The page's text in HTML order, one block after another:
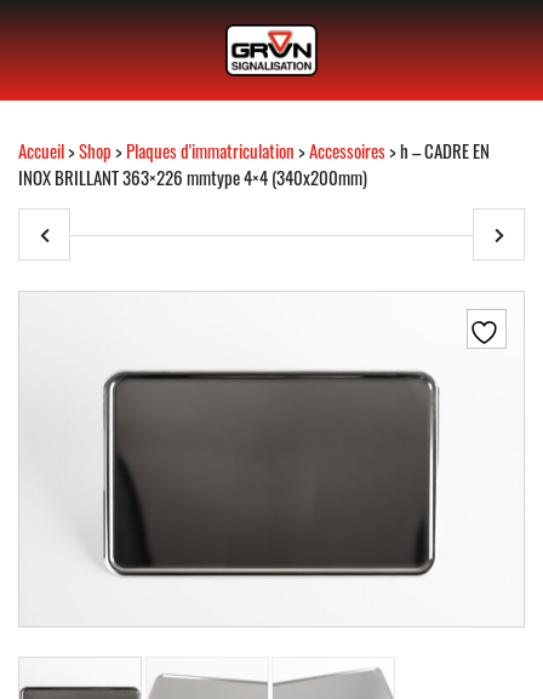
Accueil>Shop>Plaques d'immatriculation>Accessoires> h – CADRE EN
INOX BRILLANT 363×226 mmtype 4×4 (340x200mm)